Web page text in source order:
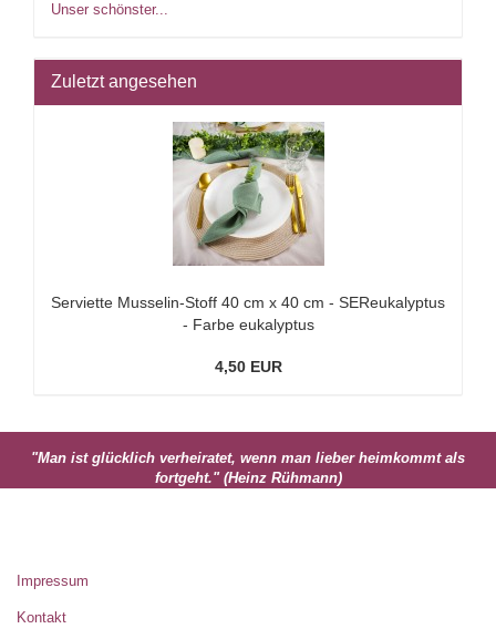
Unser schönster...
Zuletzt angesehen
Serviette Musselin-Stoff 40 cm x 40 cm - SEReukalyptus
- Farbe eukalyptus
4,50 EUR
"Man ist glücklich verheiratet, wenn man lieber heimkommt als
fortgeht." (Heinz Rühmann)
Impressum
Kontakt